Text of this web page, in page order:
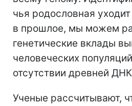
чья родословная
в прошлое, мы можем
генетические вклады
человеческих
отсутствии древней
Ученые рассчитывают,